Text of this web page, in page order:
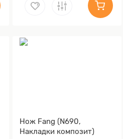
Нож Fang (N690,
Накладки композит)